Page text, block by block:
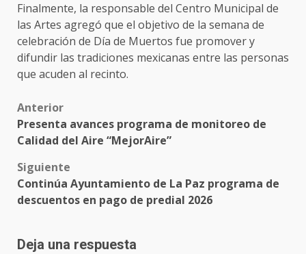
Finalmente, la responsable del Centro Municipal de
las Artes agregó que el objetivo de la semana de
celebración de Día de Muertos fue promover y
difundir las tradiciones mexicanas entre las personas
que acuden al recinto.
Post
navigation
Anterior
Presenta avances programa de monitoreo de
Calidad del Aire “MejorAire”
Siguiente
Continúa Ayuntamiento de La Paz programa de
descuentos en pago de predial 2026
Deja una respuesta